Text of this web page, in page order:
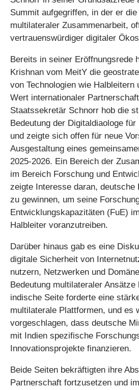
Summit aufgegriffen, in der er die
multilateraler Zusammenarbeit,
vertrauenswürdiger digitaler
Bereits in seiner Eröffnungsrede
Krishnan vom MeitY die
von Technologien wie Halbleitern
Wert internationaler
Staatssekretär Schnorr hob die
Bedeutung der Digitaldiaologe
und zeigte sich offen für neue
Ausgestaltung eines
2025-2026. Ein Bereich der
im Bereich Forschung und
zeigte Interesse daran, deutsche
zu gewinnen, um seine
Entwicklungskapazitäten (FuE)
Halbleiter voranzutreiben.
Darüber hinaus gab es eine
digitale Sicherheit von
nutzern, Netzwerken und
Bedeutung multilateraler Ansätze
indische Seite forderte eine
multilaterale Plattformen, und es
vorgeschlagen, dass deutsche
mit Indien spezifische
Innovationsprojekte finanzieren.
Beide Seiten bekräftigten ihre
Partnerschaft fortzusetzen und